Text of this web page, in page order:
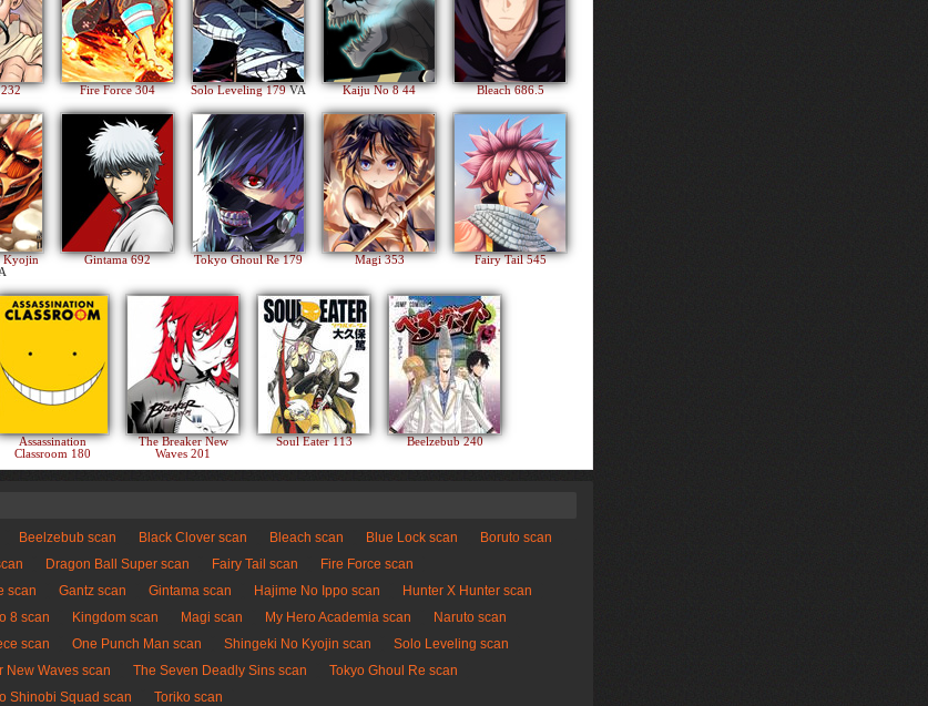
Fire Force 304 Solo Leveling 179VA Kaiju No 8 44 Bleach 686.5
Kyojin
Gintama 692 Tokyo Ghoul Re 179 Magi 353 Fairy Tail 545
Assassination
Classroom 180
The Breaker New
Waves 201
Soul Eater 113 Beelzebub 240
Beelzebub scan Black Clover scan Bleach scan Blue Lock scan
Boruto scan
Dragon Ball Super scan Fairy Tail scan
Fire Force scan
scan
Gantz scan Gintama scan Hajime No Ippo scan
Hunter X Hunter scan
8 scan Kingdom scan Magi scan My Hero Academia scan
Naruto scan
scan One Punch Man scan Shingeki No Kyojin scan
Solo Leveling scan
New Waves scan The Seven Deadly Sins scan
Tokyo Ghoul Re scan
Shinobi Squad scan Toriko scan